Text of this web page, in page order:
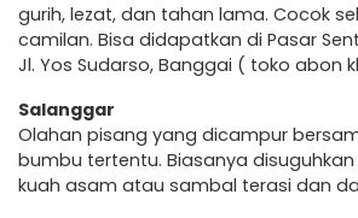
gurih, lezat, dan tahan lama. Cocok
camilan. Bisa didapatkan di Pasar
Jl. Yos Sudarso, Banggai ( toko abon
Salanggar
Olahan pisang yang dicampur
bumbu tertentu. Biasanya
kuah asam atau sambal terasi dan